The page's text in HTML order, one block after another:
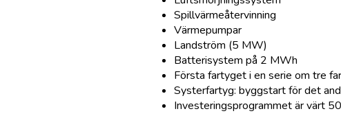
Spillvärmeåtervinning
Värmepumpar
Landström (5 MW)
Batterisystem på 2 MWh
Första fartyget i en serie om tre
Systerfartyg: byggstart för det
Investeringsprogrammet är värt